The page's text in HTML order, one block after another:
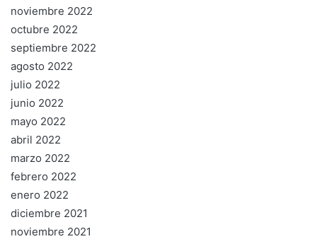
noviembre 2022
octubre 2022
septiembre 2022
agosto 2022
julio 2022
junio 2022
mayo 2022
abril 2022
marzo 2022
febrero 2022
enero 2022
diciembre 2021
noviembre 2021